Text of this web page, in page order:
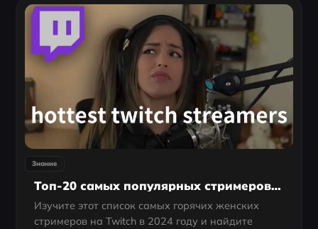
Знание
Топ-20 самых популярных стримеров на Twitch в 2024 году
Изучите этот список самых горячих женских
стримеров на Twitch в 2024 году и найдите